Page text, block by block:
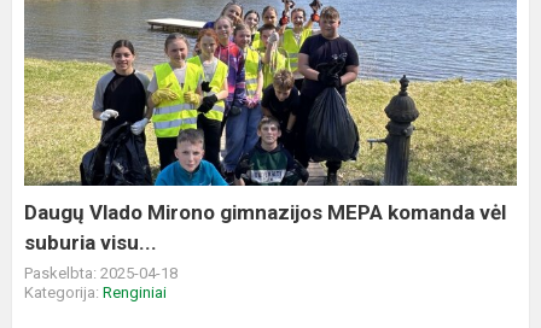
Daugų
Vlado
Mirono
gimnazijos
MEPA
komanda
vėl
suburia
visu...
Daugų Vlado Mirono gimnazijos MEPA komanda vėl
suburia visu...
Paskelbta: 2025-04-18
Kategorija: Renginiai